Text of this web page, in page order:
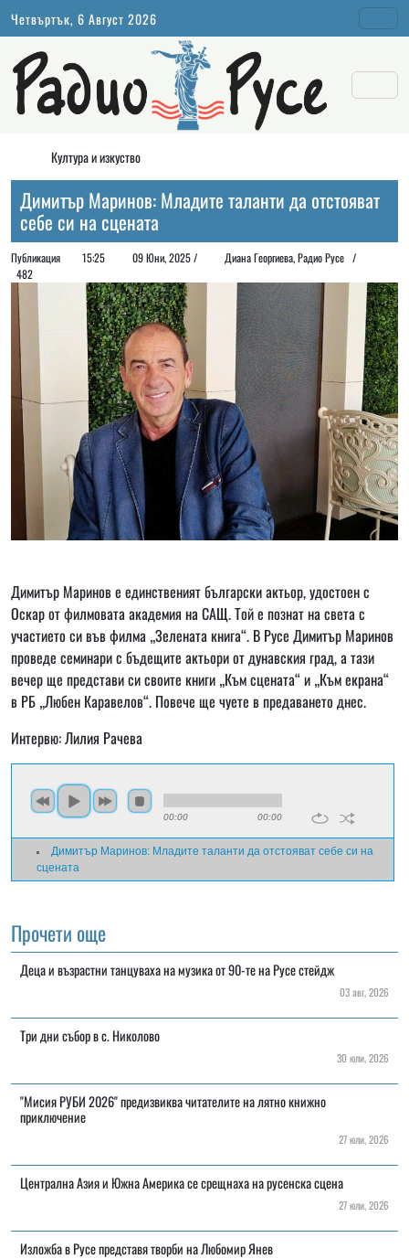
Четвъртък, 6 Август 2026
Култура и изкуство
Димитър Маринов: Младите таланти да отстояват
себе си на сцената
Публикация 15:25 09 Юни, 2025 /
Диана Георгиeва, Радио Русе /
482
Димитър Маринов е единственият български актьор, удостоен с
Оскар от филмовата академия на САЩ. Той е познат на света с
участието си във филма „Зелената книга“. В Русе Димитър Маринов
проведе семинари с бъдещите актьори от дунавския град, а тази
вечер ще представи си своите книги „Към сцената“ и „Към екрана“
в РБ „Любен Каравелов“. Повече ще чуете в предаването днес.
Интервю: Лилия Рачева
00:00 00:00
Димитър Маринов: Младите таланти да отстояват себе си на
сцената
Прочети още
Деца и възрастни танцуваха на музика от 90-те на Русе стейдж
03 авг, 2026
Три дни събор в с. Николово
30 юли, 2026
"Мисия РУБИ 2026" предизвиква читателите на лятно книжно
приключение
27 юли, 2026
Централна Азия и Южна Америка се срещнаха на русенска сцена
27 юли, 2026
Изложба в Русе представя творби на Любомир Янев